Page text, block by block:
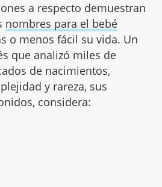
a respecto demuestran
nombres para el bebé
o menos fácil su vida. Un
que analizó miles de
de nacimientos,
y rareza, sus
considera: